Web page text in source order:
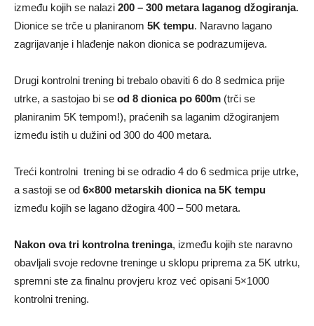
između kojih se nalazi 200 – 300 metara laganog džogiranja.
Dionice se trče u planiranom 5K tempu. Naravno lagano
zagrijavanje i hlađenje nakon dionica se podrazumijeva.
Drugi kontrolni trening bi trebalo obaviti 6 do 8 sedmica prije
utrke, a sastojao bi se od 8 dionica po 600m (trči se
planiranim 5K tempom!), praćenih sa laganim džogiranjem
između istih u dužini od 300 do 400 metara.
Treći kontrolni trening bi se odradio 4 do 6 sedmica prije utrke,
a sastoji se od 6×800 metarskih dionica na 5K tempu
između kojih se lagano džogira 400 – 500 metara.
Nakon ova tri kontrolna treninga, između kojih ste naravno
obavljali svoje redovne treninge u sklopu priprema za 5K utrku,
spremni ste za finalnu provjeru kroz već opisani 5×1000
kontrolni trening.